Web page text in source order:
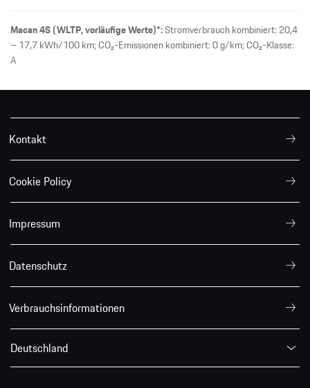
Macan 4S (WLTP, vorläufige Werte)*:Stromverbrauch kombiniert: 20,4
– 17,7 kWh/100 km; CO₂-Emissionen kombiniert: 0 g/km; CO₂-Klasse:
A
Kontakt
Cookie Policy
Impressum
Datenschutz
Verbrauchsinformationen
Deutschland